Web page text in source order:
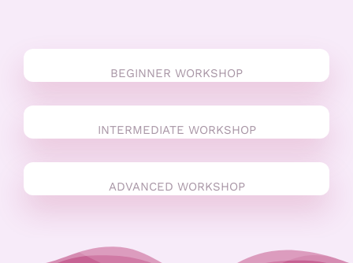
BEGINNER WORKSHOP
INTERMEDIATE WORKSHOP
ADVANCED WORKSHOP